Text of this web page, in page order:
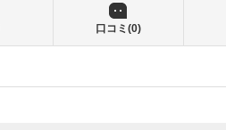
口コミ(0)